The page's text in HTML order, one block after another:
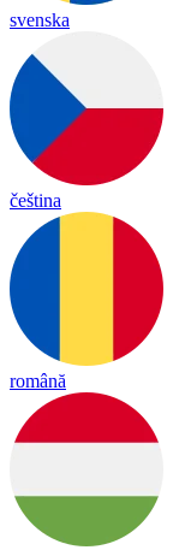
svenska
čeština
română